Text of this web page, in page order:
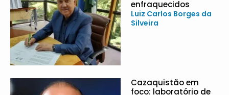
enfraquecidos
Luiz Carlos Borges da
Silveira
Cazaquistão em
foco: laboratório de